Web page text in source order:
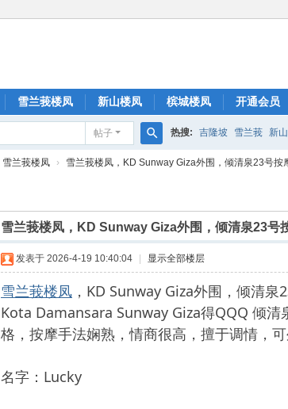
雪兰莪楼凤 新山楼凤 槟城楼凤 开通会员
帖子 热搜: 吉隆坡 雪兰莪 新山
雪兰莪楼凤 › 雪兰莪楼凤，KD Sunway Giza外围，倾清泉23号按
雪兰莪楼凤，KD Sunway Giza外围，倾清泉23号
发表于 2026-4-19 10:40:04 显示全部楼层
雪兰莪楼凤 ，KD Sunway Giza外围，倾清
Kota Damansara Sunway Giza得QQQ 倾
格，按摩手法娴熟，情商很高，擅于调情，
名字：Lucky